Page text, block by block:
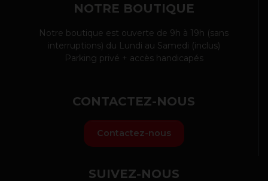
NOTRE BOUTIQUE
Notre boutique est ouverte de 9h à 19h (sans
interruptions) du Lundi au Samedi (inclus)
Parking privé + accès handicapés
CONTACTEZ-NOUS
Contactez-nous
SUIVEZ-NOUS